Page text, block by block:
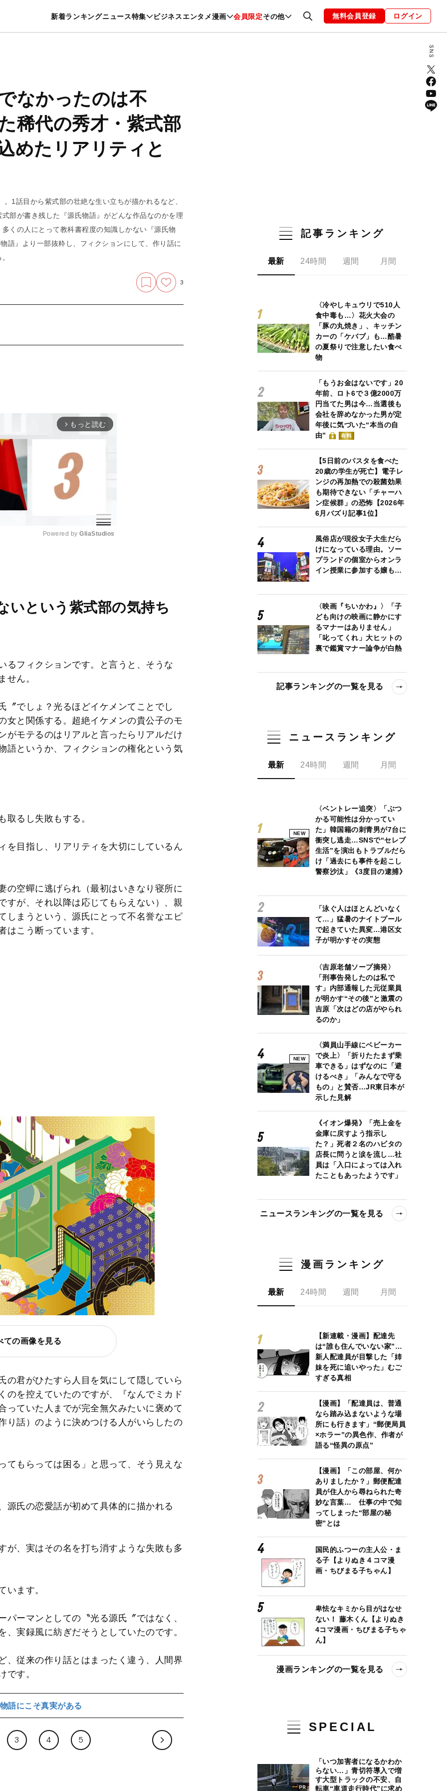
新着ランキングニュース特集 ビジネスエンタメ漫画 会員限定その他
暮らし スポーツ ヘルスケア 美容 グルメ ファッション 恋愛・結婚 編集部 お知らせ
無料会員登録 ログイン
なかったのは不
稀代の秀才・紫式部
めたリアリティと
1話目から紫式部の壮絶な生い立ちが描かれるなど、
部が書き残した『源氏物語』がどんな作品なのかを理
くの人にとって教科書程度の知識しかない『源氏物
語』より一部抜粋し、フィクションにして、作り話に
3
arrow_forward_ios もっと読む
e
Powered by GliaStudios
いという紫式部の気持ち
るフィクションです。と言うと、そうな
せん。
〞でしょ？光るほどイケメンてことでし
女と関係する。超絶イケメンの貴公子のモ
がモテるのはリアルと言ったらリアルだけ
語というか、フィクションの権化という気
取るし失敗もする。
を目指し、リアリティを大切にしているん
の空蟬に逃げられ（最初はいきなり寝所に
すが、それ以降は応じてもらえない）、親
しまうという、源氏にとって不名誉なエピ
はこう断っています。
ての画像を見る
の君がひたすら人目を気にして隠していら
のを控えていたのですが、『なんでミカド
っていた人までが完全無欠みたいに褒めて
り話）のように決めつける人がいらしたの
てもらっては困る」と思って、そう見えな
源氏の恋愛話が初めて具体的に描かれる
が、実はその名を打ち消すような失敗も多
います。
ーマンとしての〝光る源氏〞ではなく、
実録風に紡ぎだそうとしていたのです。
、従来の作り話とはまったく違う、人間界
です。
物語にこそ真実がある
3 4 5
記事ランキング
最新 24時間 週間 月間
〈冷やしキュウリで510人
食中毒も…〉花火大会の
「豚の丸焼き」、キッチン
カーの「ケバブ」も…酷暑
の夏祭りで注意したい食べ
物
「もうお金はないです」20
年前、ロト6で３億2000万
円当てた男は今…当選後も
会社を辞めなかった男が定
年後に気づいた“本当の自
由”
有料
【5日前のパスタを食べた
20歳の学生が死亡】電子レ
ンジの再加熱での殺菌効果
も期待できない「チャーハ
ン症候群」の恐怖【2026年
6月バズり記事1位】
風俗店が現役女子大生だら
けになっている理由。ソー
プランドの個室からオンラ
イン授業に参加する嬢も…
〈映画『ちいかわ』〉「子
ども向けの映画に静かにす
るマナーはありません」
「叱ってくれ」大ヒットの
裏で鑑賞マナー論争が白熱
記事ランキングの一覧を見る
ニュースランキング
最新 24時間 週間 月間
NEW
〈ベントレー追突〉「ぶつ
かる可能性は分かってい
た」韓国籍の刺青男が7台に
衝突し逃走…SNSで“セレブ
生活”を演出もトラブルだら
け「過去にも事件を起こし
警察沙汰」《3度目の逮捕》
「泳ぐ人はほとんどいなく
て…」猛暑のナイトプール
で起きていた異変…港区女
子が明かすその実態
〈吉原老舗ソープ摘発〉
「刑事告発したのは私で
す」内部通報した元従業員
が明かす“その後”と激震の
吉原「次はどの店がやられ
るのか」
NEW
〈満員山手線にベビーカー
で炎上〉「折りたたまず乗
車できる」はずなのに「避
けるべき」「みんなで守る
もの」と賛否…JR東日本が
示した見解
《イオン爆発》「売上金を
金庫に戻すよう指示し
た？」死者２名のハビタの
店長に問うと涙を流し…社
員は「入口によっては入れ
たこともあったようです」
ニュースランキングの一覧を見る
漫画ランキング
最新 24時間 週間 月間
【新連載・漫画】配達先
は“誰も住んでいない家”…
新人配達員が目撃した「姉
妹を死に追いやった」むご
すぎる真相
【漫画】「配達員は、普通
なら踏み込まないような場
所にも行きます」“郵便局員
×ホラー”の異色作、作者が
語る“怪異の原点”
【漫画】「この部屋、何か
ありましたか？」郵便配達
員が住人から尋ねられた奇
妙な言葉… 仕事の中で知
ってしまった“部屋の秘
密”とは
国民的ふつーの主人公・ま
る子【よりぬき４コマ漫
画・ちびまる子ちゃん】
卑怯なキミから目がはなせ
ない！ 藤木くん【よりぬき
4コマ漫画・ちびまる子ちゃ
ん】
漫画ランキングの一覧を見る
SPECIAL
「いつ加害者になるかわか
らない…」青切符導入で増
す大型トラックの不安、自
転車“車道走行時代”に求め